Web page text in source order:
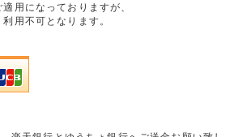
用になっておりますが、
用不可となります。